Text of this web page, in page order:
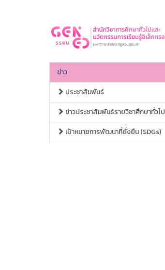
ข่าว
ประชาสัมพันธ์
ข่าวประชาสัมพันธ์รายวิชาศึกษาทั่วไป
เป้าหมายการพัฒนาที่ยั่งยืน (SDGs)